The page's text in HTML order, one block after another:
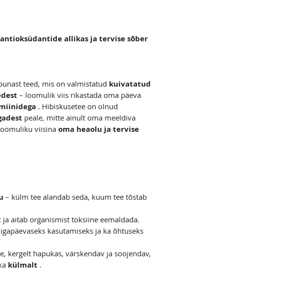
allikas ja tervise sõber
teed, mis on valmistatud kuivatatud
– loomulik viis rikastada oma päeva
. Hibiskusetee on olnud
peale, mitte ainult oma meeldiva
viisina oma heaolu ja tervise
– külm tee alandab seda, kuum tee tõstab
ja aitab organismist toksiine eemaldada.
kasutamiseks ja ka õhtuseks
kergelt hapukas, värskendav ja soojendav,
külmalt .